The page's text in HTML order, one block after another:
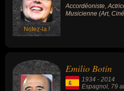
Notez-la !
Accordéoniste,
Musicienne (Art,
Emilio Botin
1934 - 2014
Espagnol, 79